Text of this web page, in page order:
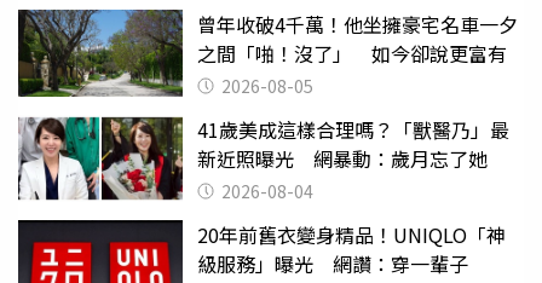
曾年收破4千萬！他坐擁豪宅名車一夕
之間「啪！沒了」 如今卻說更富有
2026-08-05
41歲美成這樣合理嗎？「獸醫乃」最
新近照曝光 網暴動：歲月忘了她
2026-08-04
20年前舊衣變身精品！UNIQLO「神
級服務」曝光 網讚：穿一輩子